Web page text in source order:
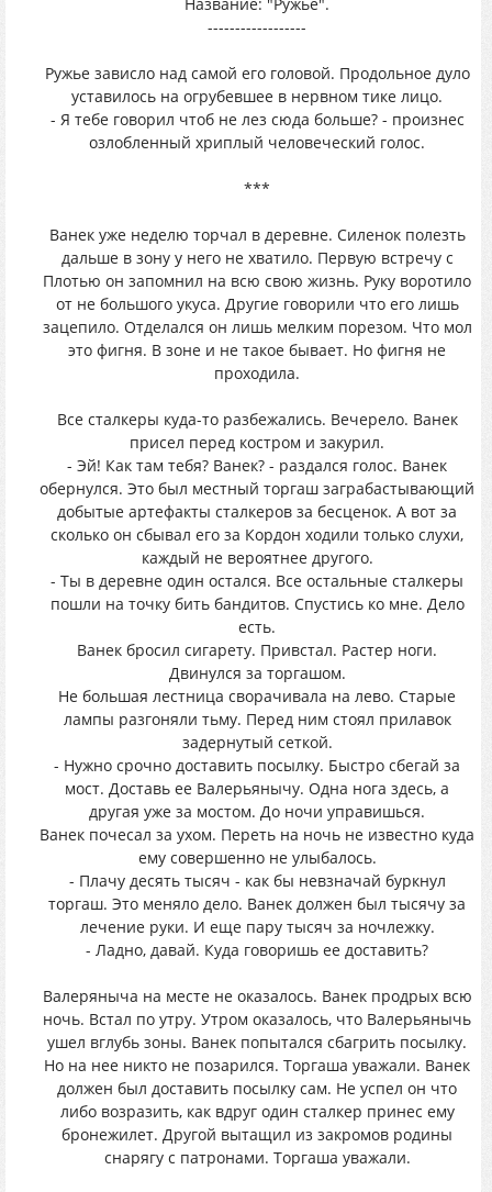
------------------
Ружье зависло над самой его головой. Продольное дуло
уставилось на огрубевшее в нервном тике лицо.
- Я тебе говорил чтоб не лез сюда больше? - произнес
озлобленный хриплый человеческий голос.
***
Ванек уже неделю торчал в деревне. Силенок полезть
дальше в зону у него не хватило. Первую встречу с
Плотью он запомнил на всю свою жизнь. Руку воротило
от не большого укуса. Другие говорили что его лишь
зацепило. Отделался он лишь мелким порезом. Что мол
это фигня. В зоне и не такое бывает. Но фигня не
проходила.
Все сталкеры куда-то разбежались. Вечерело. Ванек
присел перед костром и закурил.
- Эй! Как там тебя? Ванек? - раздался голос. Ванек
обернулся. Это был местный торгаш заграбастывающий
добытые артефакты сталкеров за бесценок. А вот за
сколько он сбывал его за Кордон ходили только слухи,
каждый не вероятнее другого.
- Ты в деревне один остался. Все остальные сталкеры
пошли на точку бить бандитов. Спустись ко мне. Дело
есть.
Ванек бросил сигарету. Привстал. Растер ноги.
Двинулся за торгашом.
Не большая лестница сворачивала на лево. Старые
лампы разгоняли тьму. Перед ним стоял прилавок
задернутый сеткой.
- Нужно срочно доставить посылку. Быстро сбегай за
мост. Доставь ее Валерьянычу. Одна нога здесь, а
другая уже за мостом. До ночи управишься.
Ванек почесал за ухом. Переть на ночь не известно куда
ему совершенно не улыбалось.
- Плачу десять тысяч - как бы невзначай буркнул
торгаш. Это меняло дело. Ванек должен был тысячу за
лечение руки. И еще пару тысяч за ночлежку.
- Ладно, давай. Куда говоришь ее доставить?
Валеряныча на месте не оказалось. Ванек продрых всю
ночь. Встал по утру. Утром оказалось, что Валерьянычь
ушел вглубь зоны. Ванек попытался сбагрить посылку.
Но на нее никто не позарился. Торгаша уважали. Ванек
должен был доставить посылку сам. Не успел он что
либо возразить, как вдруг один сталкер принес ему
бронежилет. Другой вытащил из закромов родины
снарягу с патронами. Торгаша уважали.